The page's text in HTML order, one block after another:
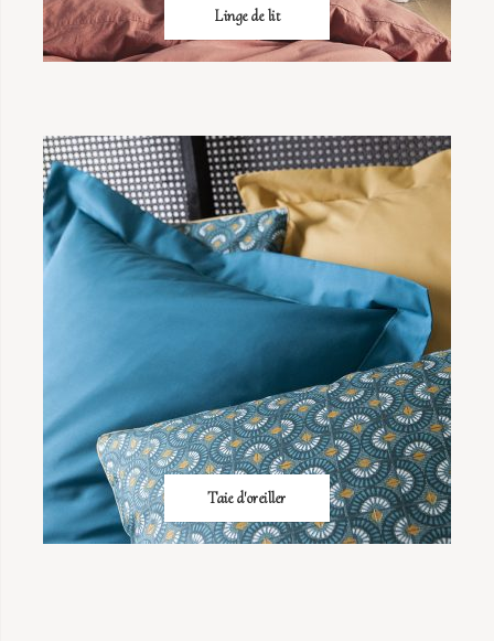
Linge de lit
Taie d'oreiller